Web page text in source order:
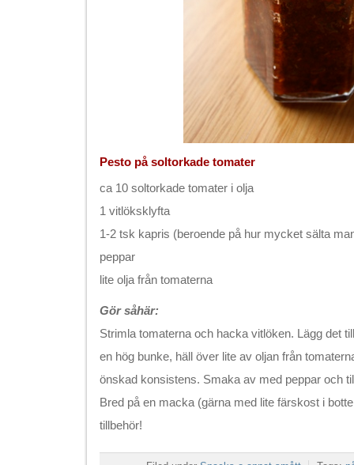
Pesto på soltorkade tomater
ca 10 soltorkade tomater i olja
1 vitlöksklyfta
1-2 tsk kapris (beroende på hur mycket sälta
peppar
lite olja från tomaterna
Gör såhär:
Strimla tomaterna och hacka vitlöken. Lägg det
en hög bunke, häll över lite av oljan från
önskad konsistens. Smaka av med peppar och
Bred på en macka (gärna med lite färskost i
tillbehör!